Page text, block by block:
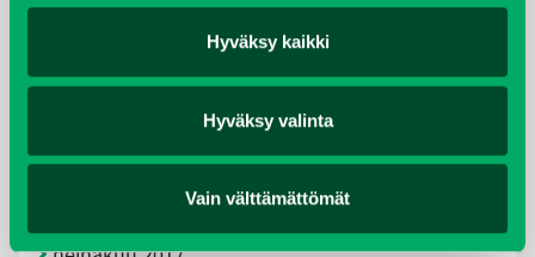
Hyväksy kaikki
Hyväksy valinta
Vain välttämättömät
helmikuu 2019
elokuu 2018